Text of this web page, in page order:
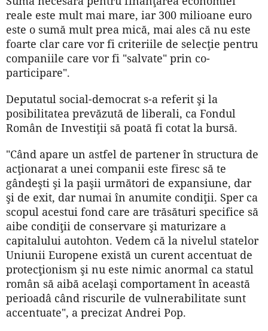
reale este mult mai mare, iar 300 milioane euro
este o sumă mult prea mică, mai ales că nu este
foarte clar care vor fi criteriile de selecţie pentru
companiile care vor fi "salvate" prin co-
participare".
Deputatul social-democrat s-a referit şi la
posibilitatea prevăzută de liberali, ca Fondul
Român de Investiţii să poată fi cotat la bursă.
"Când apare un astfel de partener în structura de
acţionarat a unei companii este firesc să te
gândeşti şi la paşii următori de expansiune, dar
şi de exit, dar numai în anumite condiţii. Sper ca
scopul acestui fond care are trăsături specifice să
aibe condiţii de conservare şi maturizare a
capitalului autohton. Vedem că la nivelul statelor
Uniunii Europene există un curent accentuat de
protecţionism şi nu este nimic anormal ca statul
român să aibă acelaşi comportament în această
perioadâ când riscurile de vulnerabilitate sunt
accentuate", a precizat Andrei Pop.